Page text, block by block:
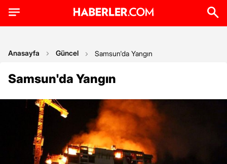
Anasayfa Güncel Samsun'da Yangın
Samsun'da Yangın